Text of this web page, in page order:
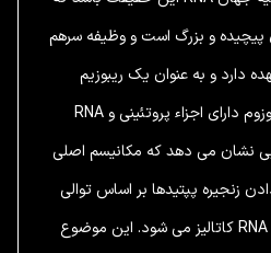
پیچیده و بزرگ است و وظیفه سرهم
دارد و به عنوان یک ریبوزیم
شناخته می شود. همچنین ریبوزوم دارای اجزاء پروتئینی و RNA
نشان می دهد که مکانیسم اصلی
زنجیره پپتیدها بر اساس توالی
RNA) به جای پروتئین توسط RNA کاتالیز می شود. این موضوع